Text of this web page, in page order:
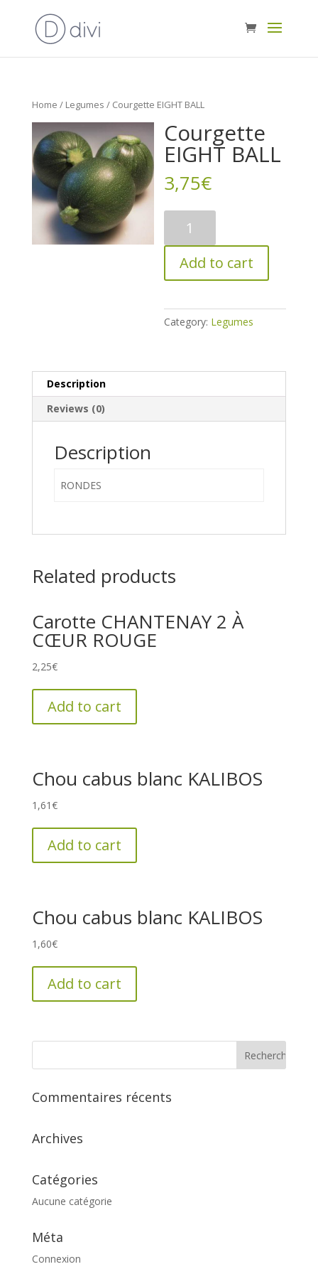
Home / Legumes / Courgette EIGHT BALL
Courgette
EIGHT BALL
3,75€
EIGHT
BALL
quantity
Add to cart
Category: Legumes
Description
Reviews (0)
Description
RONDES
Related products
Carotte CHANTENAY 2 À
CŒUR ROUGE
2,25€
Add to cart
Chou cabus blanc KALIBOS
1,61€
Add to cart
Chou cabus blanc KALIBOS
1,60€
Add to cart
Commentaires récents
Archives
Catégories
Aucune catégorie
Méta
Connexion